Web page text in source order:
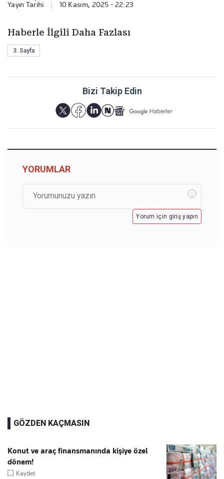
Yayın Tarihi 10 Kasım, 2025 - 22:23
Haberle İlgili Daha Fazlası
3. Sayfa
Bizi Takip Edin
YORUMLAR
Yorum için giriş yapın
GÖZDEN KAÇMASIN
Konut ve araç finansmanında kişiye özel
dönem!
Kaydet